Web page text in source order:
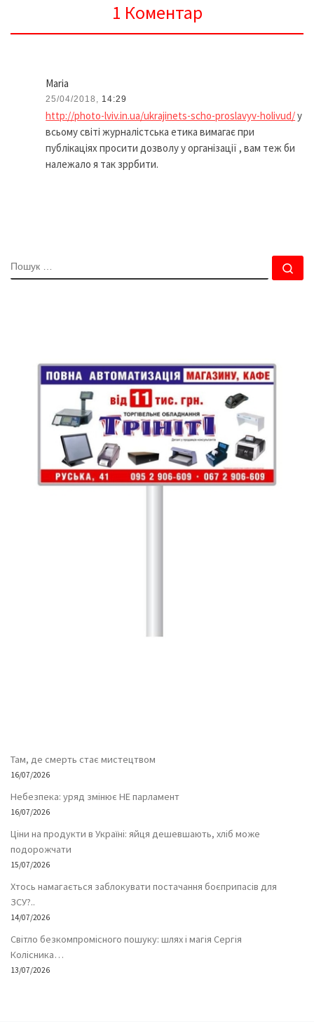
1 Коментар
Maria
25/04/2018, 14:29
http://photo-lviv.in.ua/ukrajinets-scho-proslavyv-holivud/у
всьому світі журналістська етика вимагає при
публікаціях просити дозволу у організації , вам теж би
належало я так зррбити.
ПОШУК
Там, де смерть стає мистецтвом
16/07/2026
Небезпека: уряд змінює НЕ парламент
16/07/2026
Ціни на продукти в Україні: яйця дешевшають, хліб може
подорожчати
15/07/2026
Хтось намагається заблокувати постачання боєприпасів для
ЗСУ?..
14/07/2026
Світло безкомпромісного пошуку: шлях і магія Сергія
Колісника…
13/07/2026